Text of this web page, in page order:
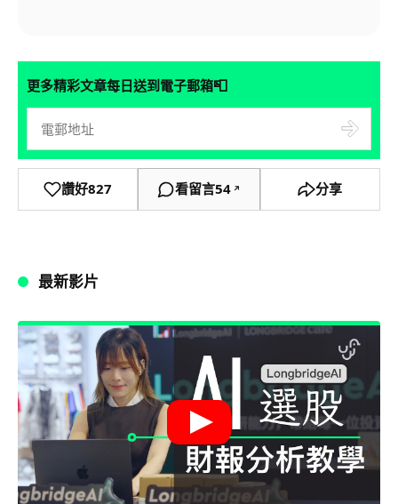
更多精彩文章每日送到電子郵箱📮
讚好827 看留言54 ↗ 分享
最新影片